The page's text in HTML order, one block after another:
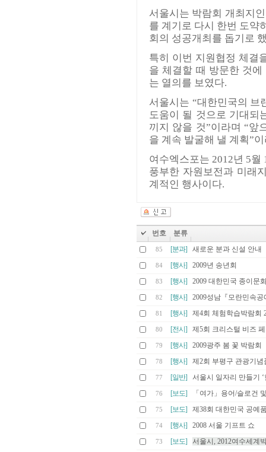
서울시는 박람회 개최지
를 계기로 다시 한번 도약
회의 성공개최를 돕기로
특히 이번 지원협정 체결
을 체결할 때 방문한 것
는 열의를 보였다.
서울시는 “대한민국의 브
도움이 될 것으로 기대되
끼지 않을 것”이라며 “앞
을 계속 발굴해 낼 계획”
여수엑스포는 2012년 5월
풍부한 자원보전과 미래
계적인 행사이다.
번호 분류
85 [분과] 새로운 분과 신설 안내
84 [행사] 2009년 송년회
83 [행사] 2009 대한민국 종이문
82 [행사] 2009성남『모란민속
81 [행사] 제4회 체험학습박람회
80 [전시] 제5회 크리스털 비즈 페
79 [행사] 2009광주 봄 꽃 박람회
78 [행사] 제2회 부평구 관광기
77 [일반] 서울시 일자리 만들기 ‘
76 [보도] 「여가」용어/슬로건
75 [보도] 제38회 대한민국 공예
74 [행사] 2008 서울 기프트 쇼
73 [보도] 서울시, 2012여수세계